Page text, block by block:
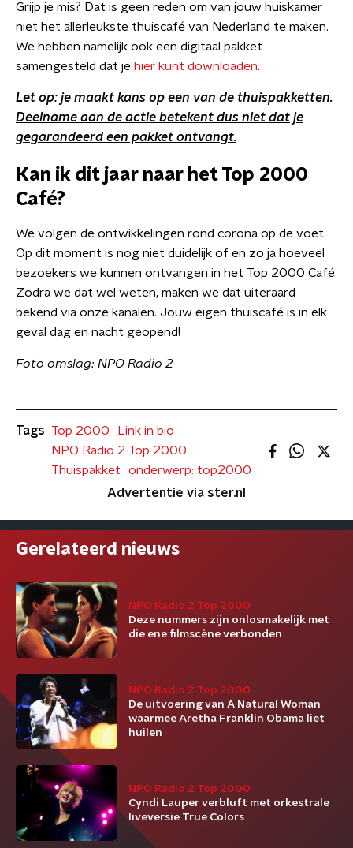
Grijp je mis? Dat is geen reden om van jouw huiskamer
niet het allerleukste thuiscafé van Nederland te maken.
We hebben namelijk ook een digitaal pakket
samengesteld dat je hier kunt downloaden.
Let op: je maakt kans op een van de thuispakketten.
Deelname aan de actie betekent dus niet dat je
gegarandeerd een pakket ontvangt.
Kan ik dit jaar naar het Top 2000
Café?
We volgen de ontwikkelingen rond corona op de voet.
Op dit moment is nog niet duidelijk of en zo ja hoeveel
bezoekers we kunnen ontvangen in het Top 2000 Café.
Zodra we dat wel weten, maken we dat uiteraard
bekend via onze kanalen. Jouw eigen thuiscafé is in elk
geval dag en nacht geopend!
Foto omslag: NPO Radio 2
Tags Top 2000
Link in bio
NPO Radio 2 Top 2000
Thuispakket
onderwerp: top2000
Advertentie via ster.nl
Gerelateerd nieuws
NPO Radio 2 Top 2000
Deze nummers zijn onlosmakelijk met
die ene filmscène verbonden
NPO Radio 2 Top 2000
De uitvoering van A Natural Woman
waarmee Aretha Franklin Obama liet
huilen
NPO Radio 2 Top 2000
Cyndi Lauper verbluft met orkestrale
liveversie True Colors